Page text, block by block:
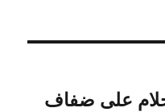
على ضفاف